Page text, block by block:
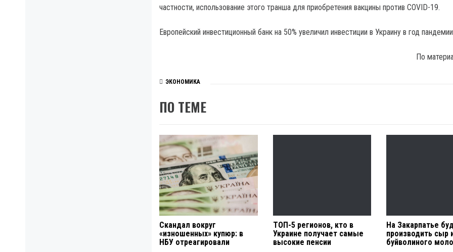
частности, использование этого транша для приобретения вакцины против COVID-19.
Европейский инвестиционный банк на 50% увеличил инвестиции в Украину в год
По
ЭКОНОМИКА
ПО ТЕМЕ
Скандал вокруг
«изношенных» купюр: в
НБУ отреагировали
ТОП-5 регионов, кто в
Украине получает самые
высокие пенсии
На Закарпатье
производить сыр
буйволиного